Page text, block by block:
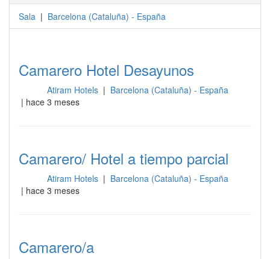
Sala | Barcelona (Cataluña) - España
Camarero Hotel Desayunos
Atiram Hotels | Barcelona (Cataluña) - España
| hace 3 meses
Camarero/ Hotel a tiempo parcial
Atiram Hotels | Barcelona (Cataluña) - España
| hace 3 meses
Camarero/a